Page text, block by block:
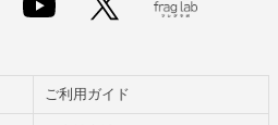
ご利用ガイド